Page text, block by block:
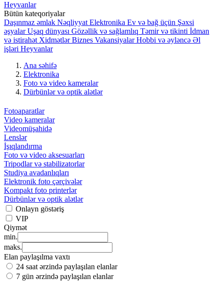
Heyvanlar
Bütün kateqoriyalar
Daşınmaz əmlak Nəqliyyat Elektronika Ev və bağ üçün Şəxsi
əşyalar Uşaq dünyası Gözəllik və sağlamlıq Təmir və tikinti İdman
və istirahət Xidmətlər Biznes Vakansiyalar Hobbi və əyləncə Əl
işləri Heyvanlar
Ana səhifə
Elektronika
Foto və video kameralar
Dürbünlər və optik alətlər
Fotoaparatlar
Video kameralar
Videomüşahidə
Lenslər
İşıqlandırma
Foto və video aksesuarları
Tripodlar və stabilizatorlar
Studiya avadanlıqları
Elektronik foto çərçivələr
Kompakt foto printerlər
Dürbünlər və optik alətlər
Onlayn göstəriş
VIP
Qiymət
min.
maks.
Elan paylaşılma vaxtı
24 saat ərzində paylaşılan elanlar
7 gün ərzində paylaşılan elanlar